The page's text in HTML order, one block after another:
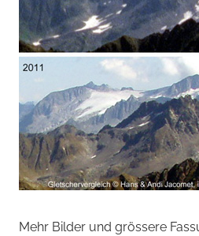
Mehr Bilder und grössere